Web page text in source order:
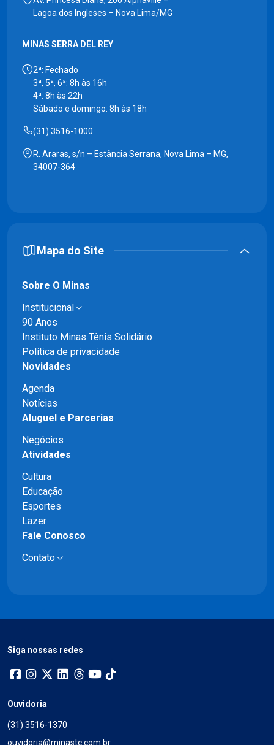
Lagoa dos Ingleses – Nova Lima/MG
MINAS SERRA DEL REY
2ª: Fechado
3ª, 5ª, 6ª: 8h às 16h
4ª: 8h às 22h
Sábado e domingo: 8h às 18h
(31) 3516-1000
R. Araras, s/n – Estância Serrana, Nova Lima – MG,
34007-364
Mapa do Site
Sobre O Minas
Institucional
90 Anos
Instituto Minas Tênis Solidário
Política de privacidade
Novidades
Agenda
Notícias
Aluguel e Parcerias
Negócios
Atividades
Cultura
Educação
Esportes
Lazer
Fale Conosco
Contato
Siga nossas redes
Ouvidoria
(31) 3516-1370
ouvidoria@minastc.com.br